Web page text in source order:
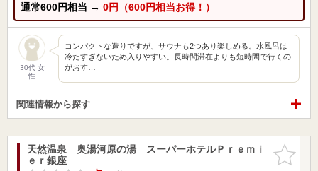
通常600円相当 → 0円（600円相当お得！）
30代 女
性
コンパクトな造りですが、サウナも2つあり楽しめる。水風呂は
冷たすぎないため入りやすい。長時間滞在よりも短時間で行くの
がおす…
関連情報から探す
お気に入
りに追加
天然温泉 奥湯河原の湯 スーパーホテルＰｒｅｍｉ
ｅｒ銀座